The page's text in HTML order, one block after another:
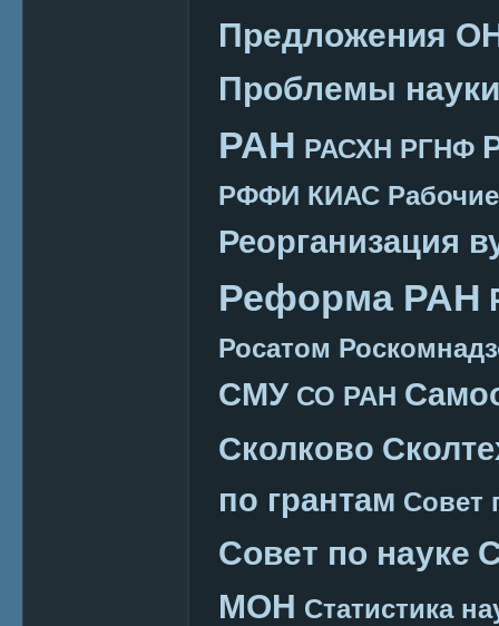
Предложения
Проблемы науки
РАН РАСХН РГНФ
РФФИ КИАС
Реорганизация
Реформа РАН
Росатом
СМУ СО РАН
Сколково
по грантам Совет
Совет по науке
МОН Статистика